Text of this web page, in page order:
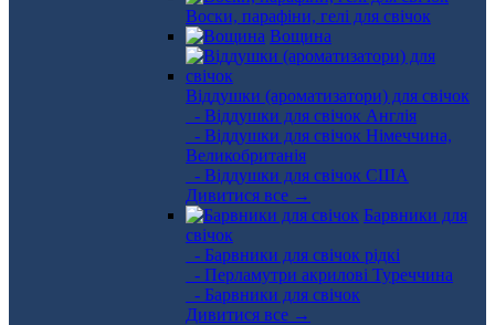
Воски, парафіни, гелі для свічок
Вощина
Віддушки (ароматизатори) для свічок
- Віддушки для свічок Англія
- Віддушки для свічок Німеччина,
Великобританія
- Віддушки для свічок США
Дивитися все →
Барвники для
свічок
- Барвники для свічок рідкі
- Перламутри акрилові Туреччина
- Барвники для свічок
Дивитися все →